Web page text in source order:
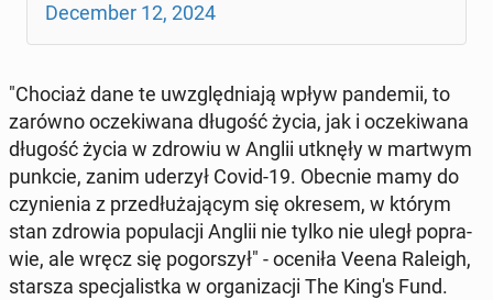
De­cem­ber 12, 2024
"Chociaż dane te uwzględ­nia­ją wpływ pan­de­mii, to
zarówno ocze­ki­wa­na długość życia, jak i ocze­ki­wa­na
długość życia w zdrowiu w Anglii utknęły w martwym
punkcie, zanim uderzył Covid-19. Obecnie mamy do
czy­nie­nia z prze­dłu­ża­ją­cym się okresem, w którym
stan zdrowia po­pu­la­cji Anglii nie tylko nie uległ po­pra­
wie, ale wręcz się po­gor­szył" - oceniła Veena Raleigh,
starsza spe­cja­list­ka w or­ga­ni­za­cji The King's Fund.